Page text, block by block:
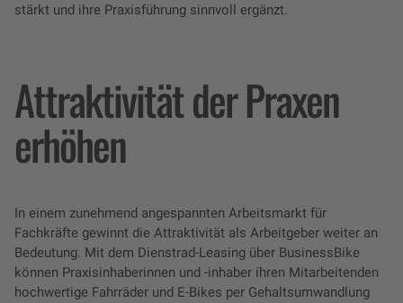
stärkt und ihre Praxisführung sinnvoll ergänzt.
Attraktivität der Praxen
erhöhen
In einem zunehmend angespannten Arbeitsmarkt für
Fachkräfte gewinnt die Attraktivität als Arbeitgeber weiter an
Bedeutung. Mit dem Dienstrad-Leasing über BusinessBike
können Praxisinhaberinnen und -inhaber ihren Mitarbeitenden
hochwertige Fahrräder und E-Bikes per Gehaltsumwandlung